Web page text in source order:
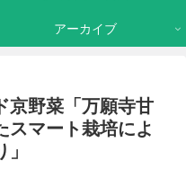
アーカイブ
京野菜「万願寺甘
スマート栽培によ